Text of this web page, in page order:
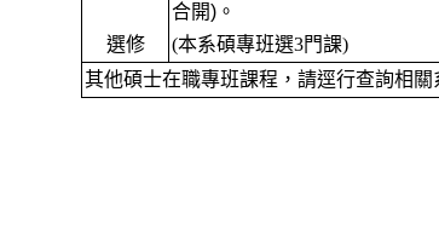
合開)。
選修
(本系碩專班選3門課)
其他碩士在職專班課程，請逕行查詢相關